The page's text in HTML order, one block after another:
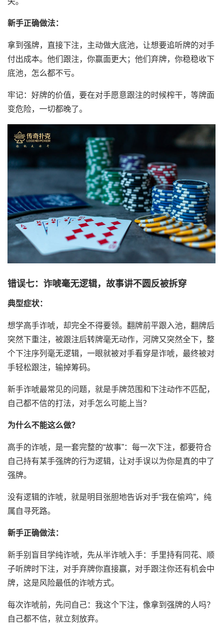
新手正确做法：
拿到强牌，直接下注，主动做大底池，让想要追听牌的对手
付出成本。他们跟注，你赢面更大；他们弃牌，你稳稳收下
底池，怎么都不亏。
牢记：好牌的价值，要在对手愿意跟注的时候榨干，等牌面
变危险，一切都晚了。
错误七：诈唬毫无逻辑，故事讲不圆反被拆穿
典型症状：
想学高手诈唬，却完全不得要领。翻牌前平跟入池，翻牌后
突然下重注，被跟注后转牌毫无动作，河牌又突然全下，整
个下注序列毫无逻辑，一眼就被对手看穿是诈唬，最终被对
手轻松跟注，输掉筹码。
新手诈唬最常见的问题，就是手牌范围和下注动作不匹配，
自己都不信的打法，对手怎么可能上当？
为什么不能这么做？
高手的诈唬，是一套完整的“故事”：每一次下注，都要符合
自己持有某手强牌的行为逻辑，让对手误以为你是真的中了
强牌。
没有逻辑的诈唬，就是明目张胆地告诉对手“我在偷鸡”，纯
属自寻死路。
新手正确做法：
新手别盲目学纯诈唬，先从半诈唬入手：手里持有同花、顺
子听牌时下注，对手弃牌你直接赢，对手跟注你还有机会中
牌，这是风险最低的诈唬方式。
每次诈唬前，先问自己：我这个下注，像拿到强牌的人吗？
自己都不信，就立刻放弃。